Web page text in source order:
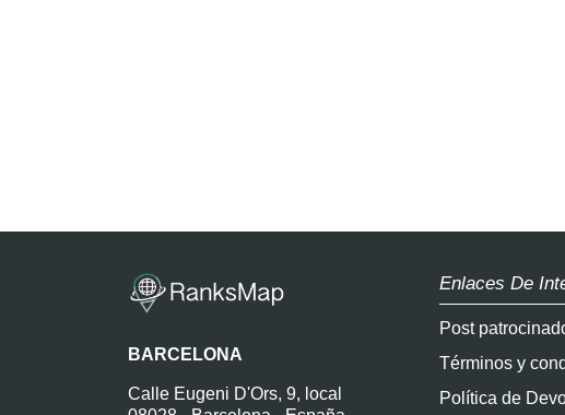
BARCELONA
Calle Eugeni D'Ors, 9, local
Enlaces De
Post
Términos y
Política de